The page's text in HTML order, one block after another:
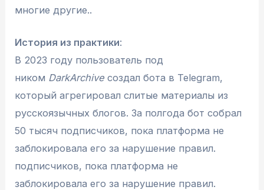
многие другие..
История из практики:
В 2023 году пользователь под
ником DarkArchive создал бота в Telegram,
который агрегировал слитые материалы из
русскоязычных блогов. За полгода бот собрал
50 тысяч подписчиков, пока платформа не
заблокировала его за нарушение правил.
подписчиков, пока платформа не
заблокировала его за нарушение правил.